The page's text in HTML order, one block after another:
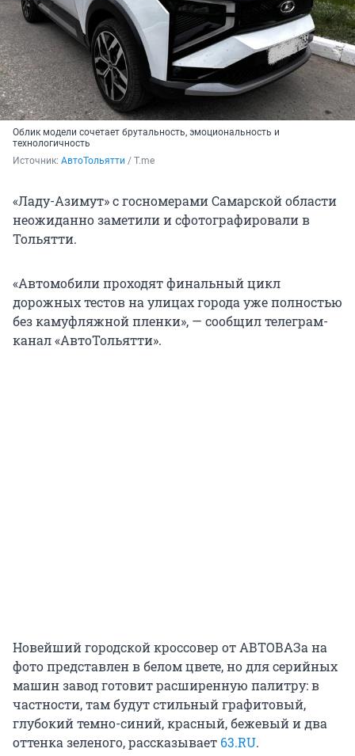
Облик модели сочетает брутальность, эмоциональность и
технологичность
Источник: АвтоТольятти / T.me
«Ладу-Азимут» с госномерами Самарской области
неожиданно заметили и сфотографировали в
Тольятти.
«Автомобили проходят финальный цикл
дорожных тестов на улицах города уже полностью
без камуфляжной пленки», — сообщил телеграм-
канал «АвтоТольятти».
Новейший городской кроссовер от АВТОВАЗа на
фото представлен в белом цвете, но для серийных
машин завод готовит расширенную палитру: в
частности, там будут стильный графитовый,
глубокий темно-синий, красный, бежевый и два
оттенка зеленого, рассказывает 63.RU.